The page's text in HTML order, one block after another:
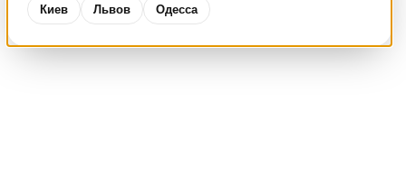
Киев Львов Одесса